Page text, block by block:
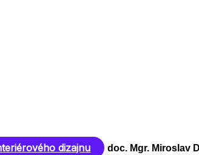
dizajnu doc. Mgr. Miroslav